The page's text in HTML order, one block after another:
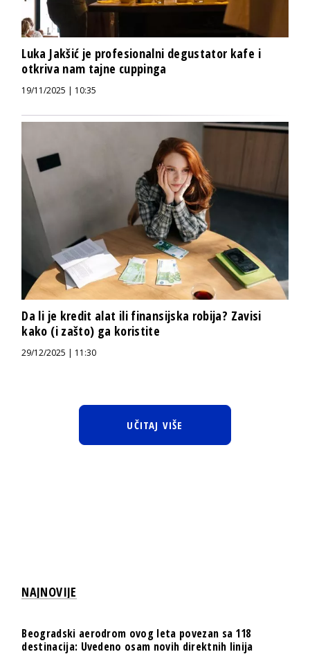
Luka Jakšić je profesionalni degustator kafe i
otkriva nam tajne cuppinga
19/11/2025 | 10:35
Da li je kredit alat ili finansijska robija? Zavisi
kako (i zašto) ga koristite
29/12/2025 | 11:30
UČITAJ VIŠE
NAJNOVIJE
Beogradski aerodrom ovog leta povezan sa 118
destinacija: Uvedeno osam novih direktnih linija